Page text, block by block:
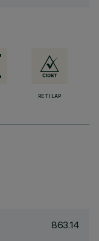
RETILAP
863.14